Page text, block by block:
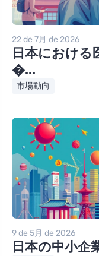
22 de 7月 de 2026
日本における
�...
市場動向
9 de 5月 de 2026
日本の中小企